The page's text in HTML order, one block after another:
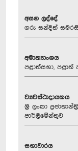
අසන ලද්දේ
ගරු සන්දිත්
අමාත්‍යාංශය
පළාත්සභා, පළාත්
ව්‍යවස්ථාදායකය
ශ්‍රී ලංකා
පාර්ලිමේන්තුව
සභාවාරය